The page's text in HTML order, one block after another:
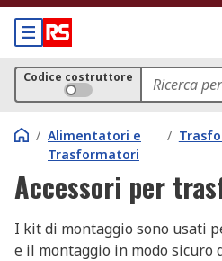
Codice costruttore
/ Alimentatori e
Trasformatori
/
Accessori per
I kit di montaggio sono usati
e il montaggio in modo sicuro